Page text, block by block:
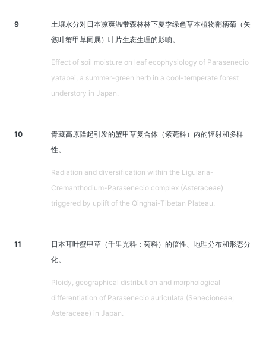
9
土壤水分对日本凉爽温带森林林下夏季绿色草本植物鞘柄菊（矢
镞叶蟹甲草同属）叶片生态生理的影响。
Effect of soil moisture on leaf ecophysiology of Parasenecio
yatabei, a summer-green herb in a cool-temperate forest
understory in Japan.
10
青藏高原隆起引发的蟹甲草复合体（紫菀科）内的辐射和多样
性。
Radiation and diversification within the Ligularia-
Cremanthodium-Parasenecio complex (Asteraceae)
triggered by uplift of the Qinghai-Tibetan Plateau.
11
日本耳叶蟹甲草（千里光科；菊科）的倍性、地理分布和形态分
化。
Ploidy, geographical distribution and morphological
differentiation of Parasenecio auriculata (Senecioneae;
Asteraceae) in Japan.